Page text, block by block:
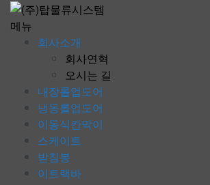
메뉴
회사소개
회사연혁
오시는 길
내장롤업도어
냉동롤업도어
이동식칸막이
스케이트
받침봉
이트랙바